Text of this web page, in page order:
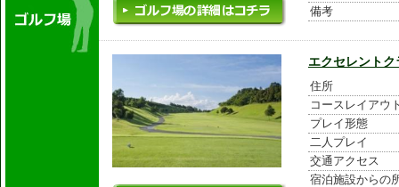
備考
エクセレント
住所
コースレイアウ
プレイ形態
二人プレイ
交通アクセス
宿泊施設からの